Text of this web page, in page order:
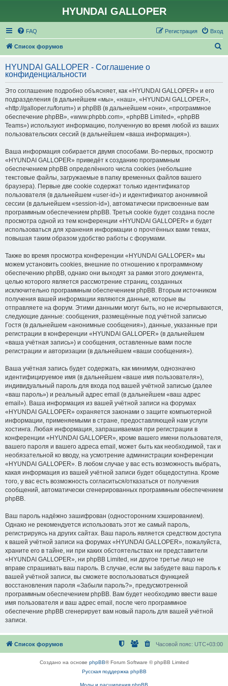
HYUNDAI GALLOPER
FAQ Вход
Регистрация
Список форумов
с
HYUNDAI GALLOPER - Соглашение о
конфиденциальности
Это соглашение подробно объясняет, как «HYUNDAI GALLOPER» и его
подразделения (в дальнейшем «мы», «наш», «HYUNDAI GALLOPER»,
«http://galloper.ru/forum») и phpBB (в дальнейшем «они», «программное
обеспечение phpBB», «www.phpbb.com», «phpBB Limited», «phpBB
Teams») используют информацию, полученную во время любой из ваших
пользовательских сессий (в дальнейшем «ваша информация»).
Ваша информация собирается двумя способами. Во-первых, просмотр
«HYUNDAI GALLOPER» приведёт к созданию программным
обеспечением phpBB определённого числа cookies (небольшие
текстовые файлы, загружаемые в папку временных файлов вашего
браузера). Первые две cookie содержат только идентификатор
пользователя (в дальнейшем «user-id») и идентификатор анонимной
сессии (в дальнейшем «session-id»), автоматически присвоенные вам
программным обеспечением phpBB. Третья cookie будет создана после
просмотра одной из тем конференции «HYUNDAI GALLOPER» и будет
использоваться для хранения информации о прочтённых вами темах,
повышая таким образом удобство работы с форумами.
Также во время просмотра конференции «HYUNDAI GALLOPER» мы
можем установить cookies, внешние по отношению к программному
обеспечению phpBB, однако они выходят за рамки этого документа,
целью которого является рассмотрение страниц, созданных
исключительно программным обеспечением phpBB. Вторым источником
получения вашей информации являются данные, которые вы
отправляете на форум. Этими данными могут быть, но не исчерпываются,
следующие данные: сообщения, размещённые под учётной записью
Гостя (в дальнейшем «анонимные сообщения»), данные, указанные при
регистрации в конференции «HYUNDAI GALLOPER» (в дальнейшем
«ваша учётная запись») и сообщения, оставленные вами после
регистрации и авторизации (в дальнейшем «ваши сообщения»).
Ваша учётная запись будет содержать, как минимум, однозначно
идентифицируемое имя (в дальнейшем «ваше имя пользователя»),
индивидуальный пароль для входа под вашей учётной записью (далее
«ваш пароль») и реальный адрес email (в дальнейшем «ваш адрес
email»). Ваша информация из вашей учётной записи на форумах
«HYUNDAI GALLOPER» охраняется законами о защите компьютерной
информации, применяемыми в стране, предоставляющей нам услуги
хостинга. Любая информация, запрашиваемая при регистрации в
конференции «HYUNDAI GALLOPER», кроме вашего имени пользователя,
вашего пароля и вашего адреса email, может быть как необходимой, так и
необязательной ко вводу, на усмотрение администрации конференции
«HYUNDAI GALLOPER». В любом случае у вас есть возможность выбрать,
какая информация из вашей учётной записи будет общедоступна. Кроме
того, у вас есть возможность согласиться/отказаться от получения
сообщений, автоматически сгенерированных программным обеспечением
phpBB.
Ваш пароль надёжно зашифрован (односторонним хэшированием).
Однако не рекомендуется использовать этот же самый пароль,
регистрируясь на других сайтах. Ваш пароль является средством доступа
к вашей учётной записи на форумах «HYUNDAI GALLOPER», пожалуйста,
храните его в тайне, ни при каких обстоятельствах ни представители
«HYUNDAI GALLOPER», ни phpBB Limited, ни другое третье лицо не
вправе спрашивать ваш пароль. В случае, если вы забудете ваш пароль к
вашей учётной записи, вы сможете воспользоваться функцией
восстановления пароля «Забыли пароль?», предусмотренной
программным обеспечением phpBB. Вам будет необходимо ввести ваше
имя пользователя и ваш адрес email, после чего программное
обеспечение phpBB сгенерирует вам новый пароль для вашей учётной
записи.
Список форумов Часовой пояс: UTC+03:00
Создано на основе phpBB® Forum Software © phpBB Limited
Русская поддержка phpBB
Моды и расширения phpBB